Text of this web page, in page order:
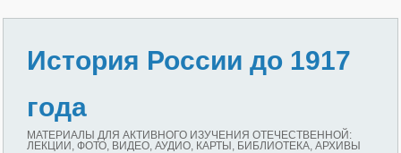
История России до 1917
года
МАТЕРИАЛЫ ДЛЯ АКТИВНОГО ИЗУЧЕНИЯ ОТЕЧЕСТВЕННОЙ:
ЛЕКЦИИ, ФОТО, ВИДЕО, АУДИО, КАРТЫ, БИБЛИОТЕКА, АРХИВЫ